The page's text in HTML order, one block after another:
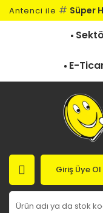
Antenci ile # Süper
E-
Giriş Üye Ol